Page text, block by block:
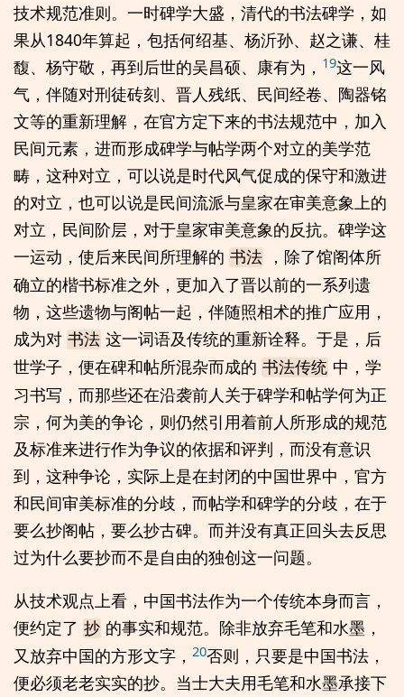
技术规范准则。一时碑学大盛，清代的书法碑学，如
果从1840年算起，包括何绍基、杨沂孙、赵之谦、桂
馥、杨守敬，再到后世的吴昌硕、康有为， 19这一风
气，伴随对刑徒砖刻、晋人残纸、民间经卷、陶器铭
文等的重新理解，在官方定下来的书法规范中，加入
民间元素，进而形成碑学与帖学两个对立的美学范
畴，这种对立，可以说是时代风气促成的保守和激进
的对立，也可以说是民间流派与皇家在审美意象上的
对立，民间阶层，对于皇家审美意象的反抗。碑学这
一运动，使后来民间所理解的 书法
，除了馆阁体所
确立的楷书标准之外，更加入了晋以前的一系列遗
物，这些遗物与阁帖一起，伴随照相术的推广应用，
成为对 书法 这一词语及传统的重新诠释。于是，后
世学子，便在碑和帖所混杂而成的 书法传统 中，学
习书写，而那些还在沿袭前人关于碑学和帖学何为正
宗，何为美的争论，则仍然引用着前人所形成的规范
及标准来进行作为争议的依据和评判，而没有意识
到，这种争论，实际上是在封闭的中国世界中，官方
和民间审美标准的分歧，而帖学和碑学的分歧，在于
要么抄阁帖，要么抄古碑。而并没有真正回头去反思
过为什么要抄而不是自由的独创这一问题。
从技术观点上看，中国书法作为一个传统本身而言，
便约定了 抄 的事实和规范。除非放弃毛笔和水墨，
又放弃中国的方形文字， 20否则，只要是中国书法，
便必须老老实实的抄。当士大夫用毛笔和水墨承接下